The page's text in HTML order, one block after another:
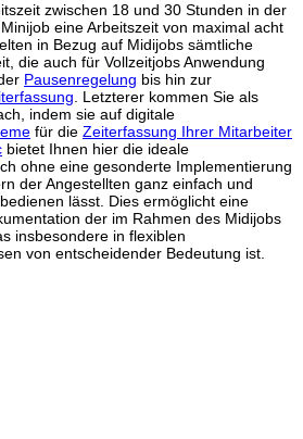
zwischen 18 und 30 Stunden in der
eine Arbeitszeit von maximal acht
in Bezug auf Midijobs sämtliche
die auch für Vollzeitjobs Anwendung
Pausenregelung bis hin zur
. Letzterer kommen Sie als
indem sie auf digitale
für die Zeiterfassung Ihrer Mitarbeiter
bietet Ihnen hier die ideale
ohne eine gesonderte Implementierung
der Angestellten ganz einfach und
lässt. Dies ermöglicht eine
der im Rahmen des Midijobs
insbesondere in flexiblen
von entscheidender Bedeutung ist.